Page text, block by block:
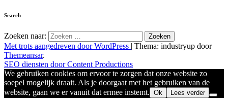
Search
Zoeken naar:
Met trots aangedreven door WordPress | Thema: industryup door
Themeansar.
SEO diensten door Content Productions
We gebruiken cookies om ervoor te zorgen dat onze website zo
soepel mogelijk draait. Als je doorgaat met het gebruiken van de
website, gaan we er vanuit dat ermee instemt. Ok Lees verder